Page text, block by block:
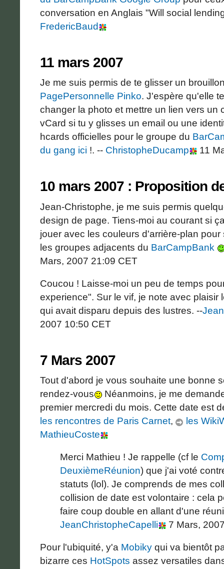
conversation en Anglais "Will social
FredericBaud
11 mars 2007
Je me suis permis de te glisser un
PagePersonnelle Pinko. J'espère qu'elle
changer la photo et mettre un lien vers un
vCard si tu y glisses un email ou une
hcards officielles pour le groupe du
du gang ici !. -- ChristopheDucamp 11
10 mars 2007 : Proposition
Jean-Christophe, je me suis permis
design de page. Tiens-moi au courant si
jouer avec les couleurs d'arrière-plan
les groupes adjacents du BarCampBank
Mars, 2007 21:09 CET
Coucou ! Laisse-moi un peu de temps
experience". Sur le vif, je note avec plaisir
qui avait disparu depuis des lustres. --
2007 10:50 CET
7 Mars 2007
Tout d'abord je vous souhaite une bonne
rendez-vous
Néanmoins, je me
premier mercredi du mois. Cette date est
les rencontres de Paris Carnet,
les
MathieuCoste
Merci Mathieu ! Je rappelle (cf le
DeuxièmeRéunion) que j'ai voté
statuts (lol). Je comprends de mes
collision de date est volontaire : cela
faire coup double en allant d'une
JeanChristopheCapelli
7 Mars,
Pour l'ubiquité, y'a Mobiky qui va bientôt
bizarre ces HotSpots assez versatiles